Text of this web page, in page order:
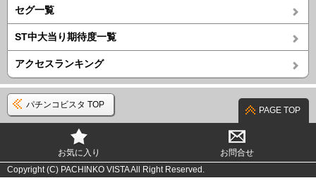
セグ一覧
ST中大当り期待度一覧
アクセスランキング
パチンコビスタ TOP
PAGE TOP
お気に入り
お問合せ
Copyright (C) PACHINKO VISTA All Right Reserved.